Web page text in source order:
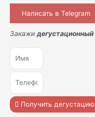
Написать в Telegram
Закажидегустационный
Получить дегустацию